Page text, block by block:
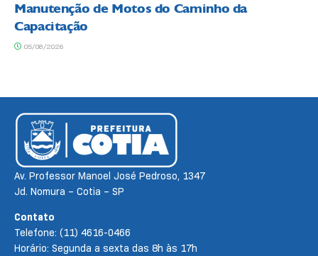
Manutenção de Motos do Caminho da
Capacitação
05/08/2026
Av. Professor Manoel José Pedroso, 1347
Jd. Nomura – Cotia – SP
Contato
Telefone: (11) 4616-0466
Horário: Segunda a sexta das 8h às 17h